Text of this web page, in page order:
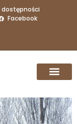
dostępności
Facebook